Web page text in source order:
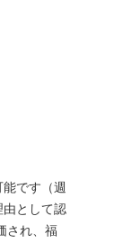
です（週
として認
され、福